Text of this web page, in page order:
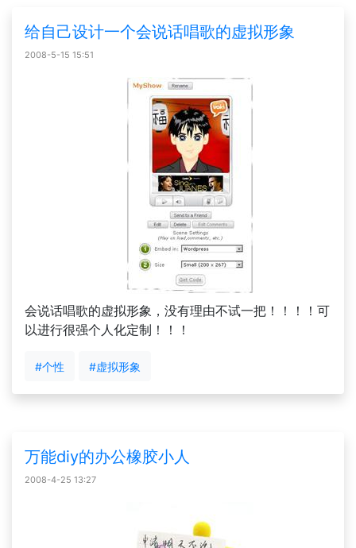
给自己设计一个会说话唱歌的虚拟形象
2008-5-15 15:51
会说话唱歌的虚拟形象，没有理由不试一把！！！！可
以进行很强个人化定制！！！
#个性 #虚拟形象
万能diy的办公橡胶小人
2008-4-25 13:27